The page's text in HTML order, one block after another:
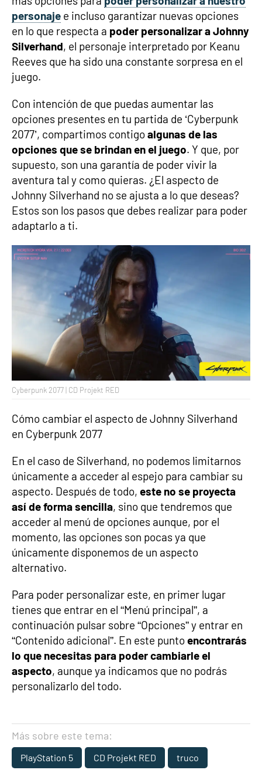
personaje e incluso garantizar nuevas opciones
en lo que respecta a poder personalizar a Johnny
Silverhand, el personaje interpretado por Keanu
Reeves que ha sido una constante sorpresa en el
juego.
Con intención de que puedas aumentar las
opciones presentes en tu partida de ‘Cyberpunk
2077’, compartimos contigoalgunas de las
opciones que se brindan en el juego. Y que, por
supuesto, son una garantía de poder vivir la
aventura tal y como quieras. ¿El aspecto de
Johnny Silverhand no se ajusta a lo que deseas?
Estos son los pasos que debes realizar para poder
adaptarlo a ti.
Cyberpunk 2077 | CD Projekt RED
Cómo cambiar el aspecto de Johnny Silverhand
en Cyberpunk 2077
En el caso de Silverhand, no podemos limitarnos
únicamente a acceder al espejo para cambiar su
aspecto. Después de todo, este no se proyecta
así de forma sencilla, sino que tendremos que
acceder al menú de opciones aunque, por el
momento, las opciones son pocas ya que
únicamente disponemos de un aspecto
alternativo.
Para poder personalizar este, en primer lugar
tienes que entrar en el “Menú principal”, a
continuación pulsar sobre “Opciones” y entrar en
“Contenido adicional”. En este puntoencontrarás
lo que necesitas para poder cambiarle el
aspecto, aunque ya indicamos que no podrás
personalizarlo del todo.
Más sobre este tema:
PlayStation 5 CD Projekt RED truco